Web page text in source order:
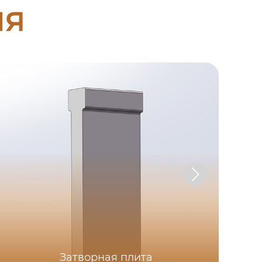
Затворная плита